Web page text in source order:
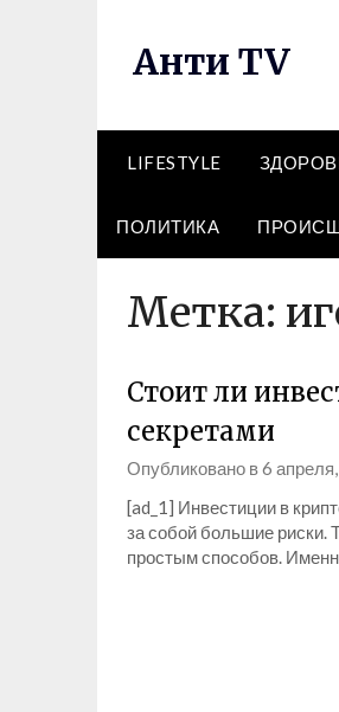
Анти TV
LIFESTYLE
ПОЛИТИКА
Метка:
Стоит ли
секретами
Опубликовано в6
[ad_1] Инвестиции в
за собой большие риски.
простым способов.